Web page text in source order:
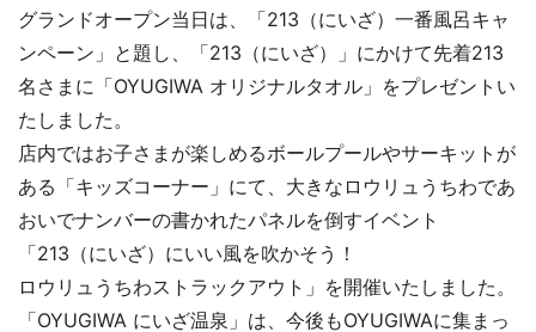
グランドオープン当日は、「213（にいざ）一番風呂キャ
ンペーン」と題し、「213（にいざ）」にかけて先着213
名さまに「OYUGIWA オリジナルタオル」をプレゼントい
たしました。
店内ではお子さまが楽しめるボールプールやサーキットが
ある「キッズコーナー」にて、大きなロウリュうちわであ
おいでナンバーの書かれたパネルを倒すイベント
「213（にいざ）にいい風を吹かそう！
ロウリュうちわストラックアウト」を開催いたしました。
「OYUGIWA にいざ温泉」は、今後もOYUGIWAに集まっ